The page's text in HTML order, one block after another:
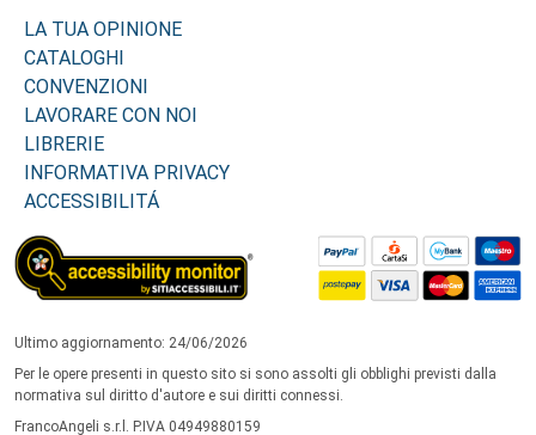
LA TUA OPINIONE
CATALOGHI
CONVENZIONI
LAVORARE CON NOI
LIBRERIE
INFORMATIVA PRIVACY
ACCESSIBILITÁ
Ultimo aggiornamento: 24/06/2026
Per le opere presenti in questo sito si sono assolti gli obblighi previsti dalla
normativa sul diritto d'autore e sui diritti connessi.
FrancoAngeli s.r.l. P.IVA 04949880159